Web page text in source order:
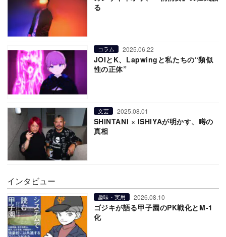
る
コラム 2025.06.22
JOIとK、Lapwingと私たちの“類似
性の正体”
文芸 2025.08.01
SHINTANI × ISHIYAが明かす、噂の
真相
インタビュー
趣味・実用 2026.08.10
ゴジキが語る甲子園のPK戦化とM-1
化